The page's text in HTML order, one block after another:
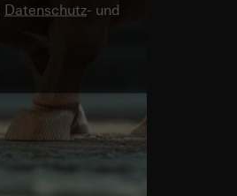
Datenschutz- und